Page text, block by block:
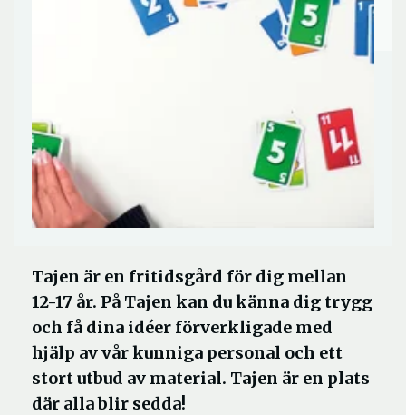
Tajen är en fritidsgård för dig mellan
12-17 år. På Tajen kan du känna dig trygg
och få dina idéer förverkligade med
hjälp av vår kunniga personal och ett
stort utbud av material. Tajen är en plats
där alla blir sedda!